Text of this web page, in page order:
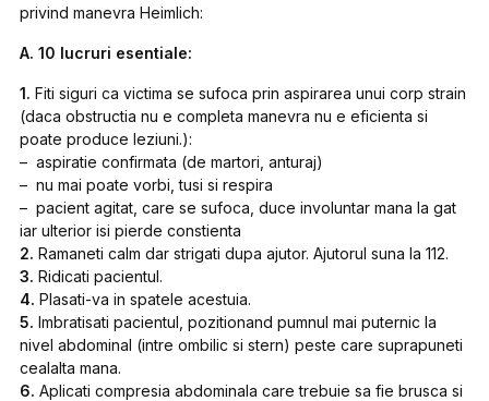
privind manevra Heimlich:
A. 10 lucruri esentiale:
1. Fiti siguri ca victima se sufoca prin aspirarea unui corp strain
(daca obstructia nu e completa manevra nu e eficienta si
poate produce leziuni.):
– aspiratie confirmata (de martori, anturaj)
– nu mai poate vorbi, tusi si respira
– pacient agitat, care se sufoca, duce involuntar mana la gat
iar ulterior isi pierde constienta
2. Ramaneti calm dar strigati dupa ajutor. Ajutorul suna la 112.
3. Ridicati pacientul.
4. Plasati-va in spatele acestuia.
5. Imbratisati pacientul, pozitionand pumnul mai puternic la
nivel abdominal (intre ombilic si stern) peste care suprapuneti
cealalta mana.
6. Aplicati compresia abdominala care trebuie sa fie brusca si